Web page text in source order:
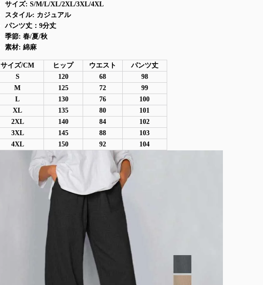
サイズ: S/M/L/XL/2XL/3XL/4XL
スタイル: カジュアル
パンツ丈：9分丈
季節: 春/夏/秋
素材: 綿麻
サイズ/CM ヒップ ウエスト
パンツ丈
S
120 68
98
M
125 72
99
L
130 76
100
XL
135 80
101
2XL
140 84
102
3XL
145 88
103
4XL
150 92 104